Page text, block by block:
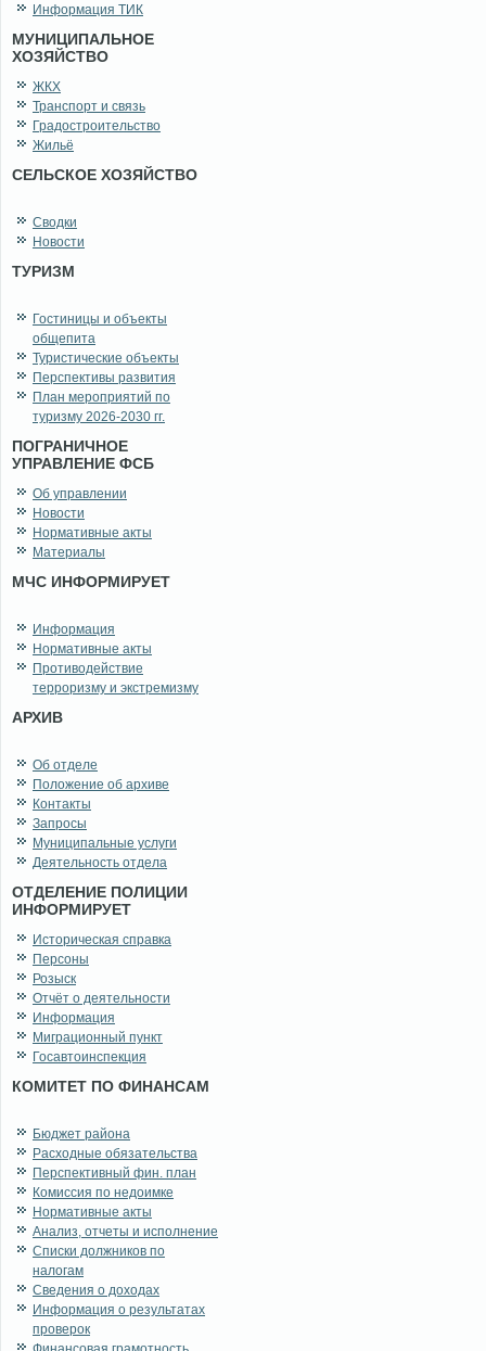
Информация ТИК
МУНИЦИПАЛЬНОЕ
ХОЗЯЙСТВО
ЖКХ
Транспорт и связь
Градостроительство
Жильё
СЕЛЬСКОЕ ХОЗЯЙСТВО
Сводки
Новости
ТУРИЗМ
Гостиницы и объекты
общепита
Туристические объекты
Перспективы развития
План мероприятий по
туризму 2026-2030 гг.
ПОГРАНИЧНОЕ
УПРАВЛЕНИЕ ФСБ
Об управлении
Новости
Нормативные акты
Материалы
МЧС ИНФОРМИРУЕТ
Информация
Нормативные акты
Противодействие
терроризму и экстремизму
АРХИВ
Об отделе
Положение об архиве
Контакты
Запросы
Муниципальные услуги
Деятельность отдела
ОТДЕЛЕНИЕ ПОЛИЦИИ
ИНФОРМИРУЕТ
Историческая справка
Персоны
Розыск
Отчёт о деятельности
Информация
Миграционный пункт
Госавтоинспекция
КОМИТЕТ ПО ФИНАНСАМ
Бюджет района
Расходные обязательства
Перспективный фин. план
Комиссия по недоимке
Нормативные акты
Анализ, отчеты и исполнение
Списки должников по
налогам
Сведения о доходах
Информация о результатах
проверок